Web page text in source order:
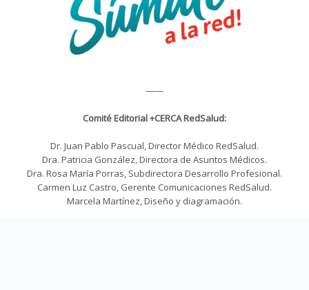
——
Comité Editorial +CERCA RedSalud:
Dr. Juan Pablo Pascual, Director Médico RedSalud.
Dra. Patricia González, Directora de Asuntos Médicos.
Dra. Rosa María Porras, Subdirectora Desarrollo Profesional.
Carmen Luz Castro, Gerente Comunicaciones RedSalud.
Marcela Martínez, Diseño y diagramación.